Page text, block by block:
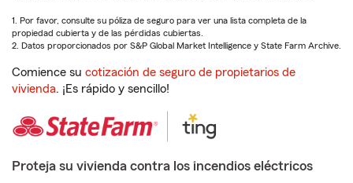
1. Por favor, consulte su póliza de seguro para ver una lista completa de la
propiedad cubierta y de las pérdidas cubiertas.
2. Datos proporcionados por S&P Global Market Intelligence y State Farm Archive.
Comience su cotización de seguro de propietarios de
vivienda. ¡Es rápido y sencillo!
Proteja su vivienda contra los incendios eléctricos